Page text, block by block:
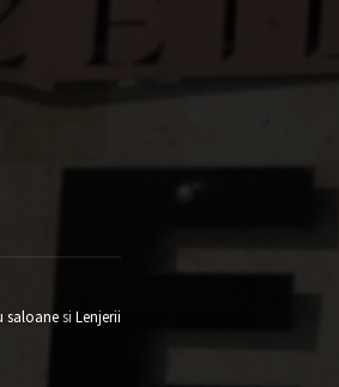
saloanesi Lenjerii